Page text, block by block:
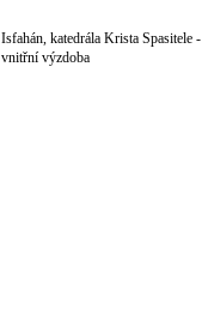
Isfahán, katedrála Krista Spasitele -
vnitřní výzdoba